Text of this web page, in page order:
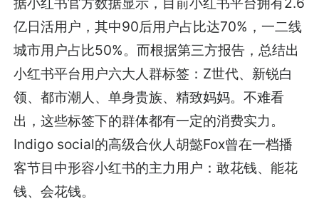
亿日活用户，其中90后用户占比达70%，一二线
城市用户占比50%。而根据第三方报告，总结出
小红书平台用户六大人群标签：Z世代、新锐白
领、都市潮人、单身贵族、精致妈妈。不难看
出，这些标签下的群体都有一定的消费实力。
Indigo social的高级合伙人胡懿Fox曾在一档播
客节目中形容小红书的主力用户：敢花钱、能花
钱、会花钱。